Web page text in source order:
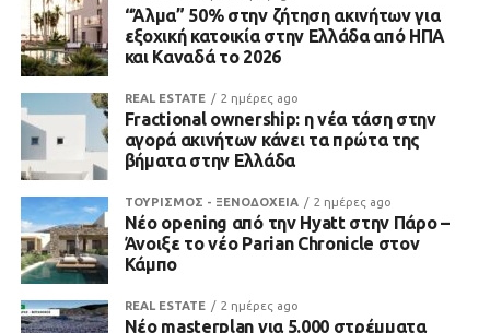
“Άλμα” 50% στην ζήτηση ακινήτων για
εξοχική κατοικία στην Ελλάδα από ΗΠΑ
και Καναδά το 2026
REAL ESTATE 2 ημέρες ago
Fractional ownership: η νέα τάση στην
αγορά ακινήτων κάνει τα πρώτα της
βήματα στην Ελλάδα
ΤΟΥΡΙΣΜΟΣ - ΞΕΝΟΔΟΧΕΙΑ 2 ημέρες ago
Νέο opening από την Hyatt στην Πάρο –
Άνοιξε το νέο Parian Chronicle στον
Κάμπο
REAL ESTATE 2 ημέρες ago
Νέο masterplan για 5.000 στρέμματα